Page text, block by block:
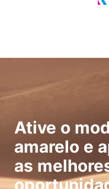
Ative o
amarelo e
as